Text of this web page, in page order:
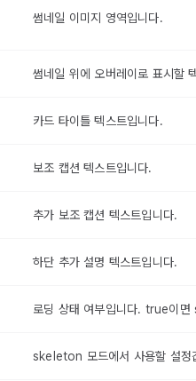
썸네일 이미지 영역입니다.
썸네일 위에 오버레이로 표시할
카드 타이틀 텍스트입니다.
보조 캡션 텍스트입니다.
추가 보조 캡션 텍스트입니다.
하단 추가 설명 텍스트입니다.
로딩 상태 여부입니다. true이
skeleton 모드에서 사용할 설정